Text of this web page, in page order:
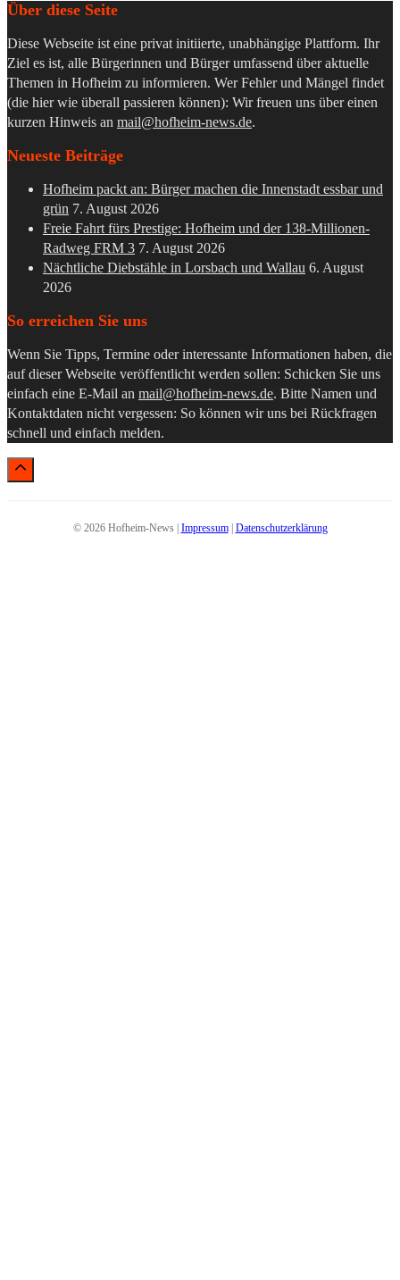
Über diese Seite
Diese Webseite ist eine privat initiierte, unabhängige Plattform. Ihr
Ziel es ist, alle Bürgerinnen und Bürger umfassend über aktuelle
Themen in Hofheim zu informieren. Wer Fehler und Mängel findet
(die hier wie überall passieren können): Wir freuen uns über einen
kurzen Hinweis an mail@hofheim-news.de.
Neueste Beiträge
Hofheim packt an: Bürger machen die Innenstadt essbar und
grün 7. August 2026
Freie Fahrt fürs Prestige: Hofheim und der 138-Millionen-
Radweg FRM 3 7. August 2026
Nächtliche Diebstähle in Lorsbach und Wallau 6. August
2026
So erreichen Sie uns
Wenn Sie Tipps, Termine oder interessante Informationen haben, die
auf dieser Webseite veröffentlicht werden sollen: Schicken Sie uns
einfach eine E-Mail an mail@hofheim-news.de. Bitte Namen und
Kontaktdaten nicht vergessen: So können wir uns bei Rückfragen
schnell und einfach melden.
© 2026 Hofheim-News | Impressum| Datenschutzerklärung